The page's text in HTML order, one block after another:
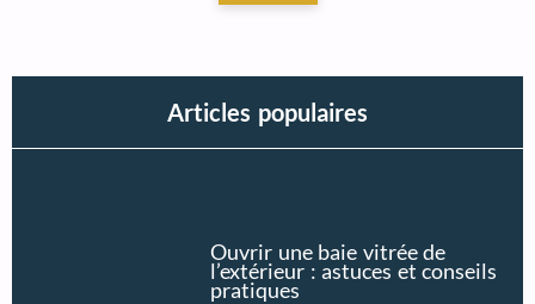
Articles populaires
Ouvrir une baie vitrée de
l’extérieur : astuces et conseils
pratiques